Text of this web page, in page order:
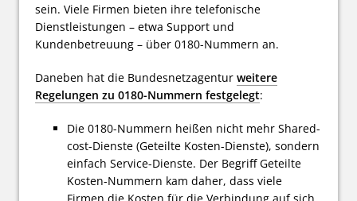
sein. Viele Firmen bieten ihre telefonische
Dienstleistungen – etwa Support und
Kundenbetreuung – über 0180-Nummern an.
Daneben hat die Bundesnetzagentur weitere
Regelungen zu 0180-Nummern festgelegt:
Die 0180-Nummern heißen nicht mehr Shared-
cost-Dienste (Geteilte Kosten-Dienste), sondern
einfach Service-Dienste. Der Begriff Geteilte
Kosten-Nummern kam daher, dass viele
Firmen die Kosten für die Verbindung auf sich